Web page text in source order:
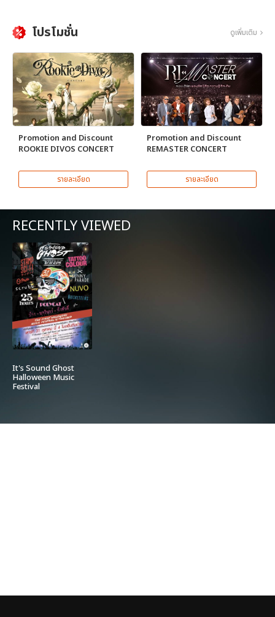
โปรโมชั่น ดูเพิ่มเติม
Promotion and Discount
ROOKIE DIVOS CONCERT
รายละเอียด
Promotion and Discount
REMASTER CONCERT
รายละเอียด
RECENTLY VIEWED
It's Sound Ghost
Halloween Music
Festival